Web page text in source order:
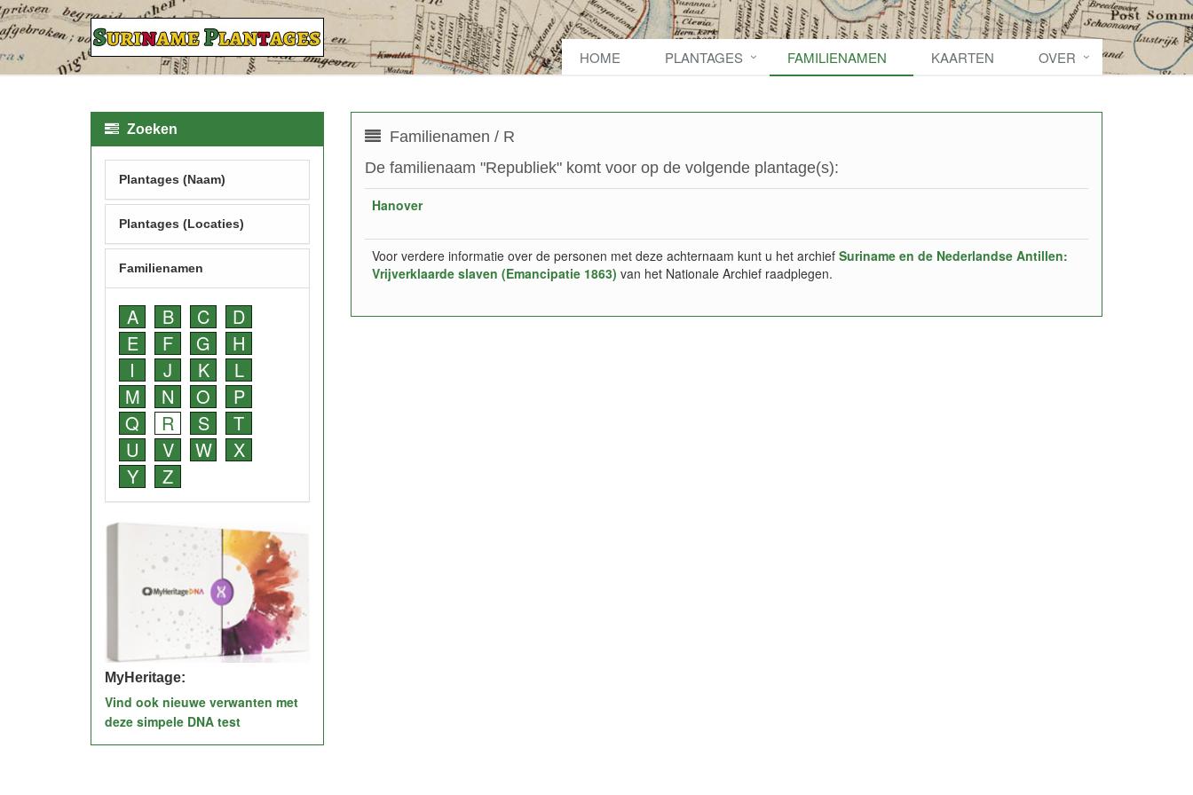
HOME PLANTAGES FAMILIENAMEN KAARTEN OVER
Familienamen / R
De familienaam "Republiek" komt voor op de volgende plantage(s):
Hanover
Voor verdere informatie over de personen met deze achternaam kunt u het archief Suriname en de Nederlandse Antillen:
Vrijverklaarde slaven (Emancipatie 1863) van het Nationale Archief raadplegen.
Zoeken
Plantages (Naam)
Plantages (Locaties)
Familienamen
A B C
D
E
F G
H
I
J K
L
M
N O
P
Q
R S
T
U
V W
X
Y
Z
MyHeritage:
Vind ook nieuwe verwanten met
deze simpele DNA test